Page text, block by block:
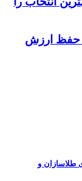
حفظ ارزش
طلاسازان و